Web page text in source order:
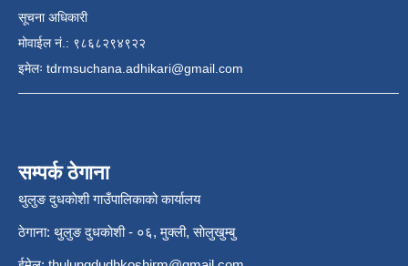
सूचना अधिकारी
मोवाईल नं.: ९८६८२९४९२२
इमेलः tdrmsuchana.adhikari@gmail.com
सम्पर्क ठेगाना
थुलुङ दुधकाेशी गाउँपालिकाको कार्यालय
ठेगाना: थुलुङ दुधकाेशी - ०६, मुक्ली, साेलुखुम्बु